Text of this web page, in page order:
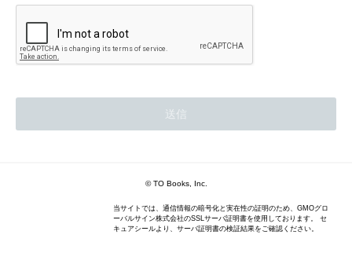
© TO Books, Inc.
当サイトでは、通信情報の暗号化と実在性の証明のため、GMOグロ
ーバルサイン株式会社のSSLサーバ証明書を使用しております。 セ
キュアシールより、サーバ証明書の検証結果をご確認ください。